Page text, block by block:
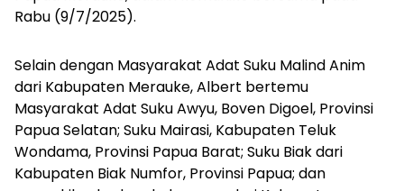
Rabu (9/7/2025).
Selain dengan Masyarakat Adat Suku Malind Anim
dari Kabupaten Merauke, Albert bertemu
Masyarakat Adat Suku Awyu, Boven Digoel, Provinsi
Papua Selatan; Suku Mairasi, Kabupaten Teluk
Wondama, Provinsi Papua Barat; Suku Biak dari
Kabupaten Biak Numfor, Provinsi Papua; dan